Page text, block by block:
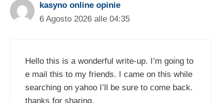
kasyno online opinie
6 Agosto 2026 alle 04:35
Hello this is a wonderful write-up. I’m going to
e mail this to my friends. I came on this while
searching on yahoo I’ll be sure to come back.
thanks for sharing.